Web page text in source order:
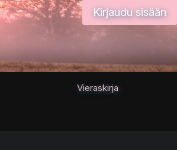
Kirjaudu sisään
Vieraskirja